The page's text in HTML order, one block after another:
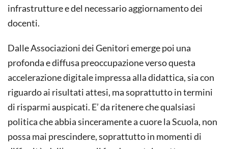
infrastrutture e del necessario aggiornamento dei
docenti.
Dalle Associazioni dei Genitori emerge poi una
profonda e diffusa preoccupazione verso questa
accelerazione digitale impressa alla didattica, sia con
riguardo ai risultati attesi, ma soprattutto in termini
di risparmi auspicati. E’ da ritenere che qualsiasi
politica che abbia sinceramente a cuore la Scuola, non
possa mai prescindere, soprattutto in momenti di